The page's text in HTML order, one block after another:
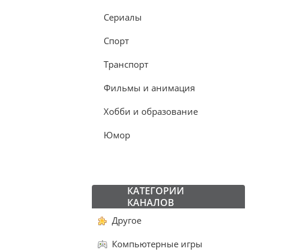
Сериалы
Спорт
Транспорт
Фильмы и анимация
Хобби и образование
Юмор
КАТЕГОРИИ
КАНАЛОВ
Другое
Компьютерные игры